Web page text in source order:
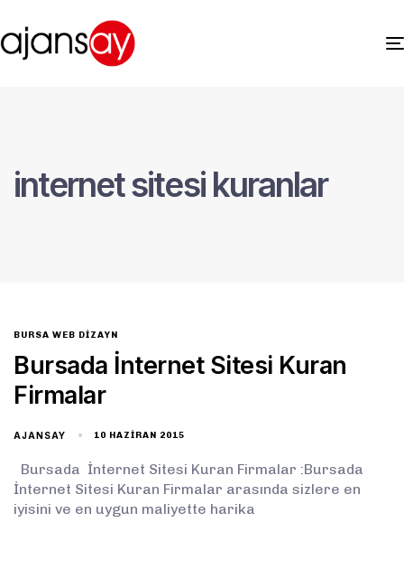
internet sitesi kuranlar
BURSA WEB DIZAYN
Bursada İnternet Sitesi Kuran
Firmalar
AJANSAY 10 HAZIRAN 2015
Bursada İnternet Sitesi Kuran Firmalar :Bursada
İnternet Sitesi Kuran Firmalar arasında sizlere en
iyisini ve en uygun maliyette harika